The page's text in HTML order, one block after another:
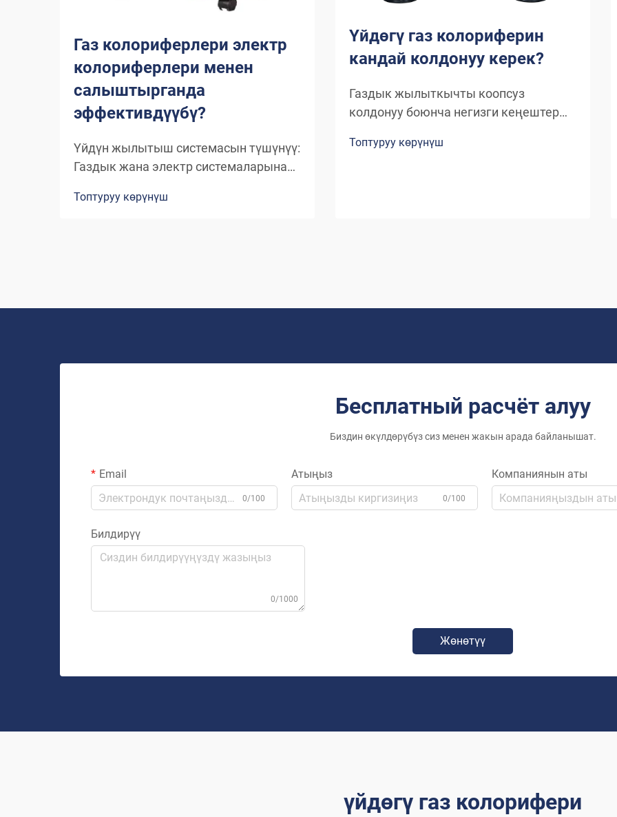
Газ колориферлери электр
колориферлери менен
салыштырганда
эффективдүүбү?
Үйдүн жылытыш системасын түшүнүү:
Газдык жана электр системаларына
температура төмөндөгөндө, газдык
Топтуруу көрүнүш
Үйдөгү газ колориферин
кандай колдонуу керек?
Газдык жылыткычты коопсуз
колдонуу боюнча негизги кеңештер
колдоно берүү — үйдүн ичинде жакшы
Топтуруу көрүнүш
Бесплатный расчёт алуу
Биздин өкүлдөрүбүз сиз менен жакын арада байланышат.
Email
0/100
Атыңыз
0/100
Компаниянын аты
Билдирүү
0/1000
Жөнөтүү
үйдөгү газ колорифери